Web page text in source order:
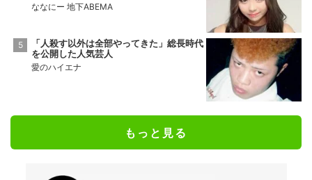
ななにー 地下ABEMA
「人殺す以外は全部やってきた」総長時代
を公開した人気芸人
愛のハイエナ
もっと見る